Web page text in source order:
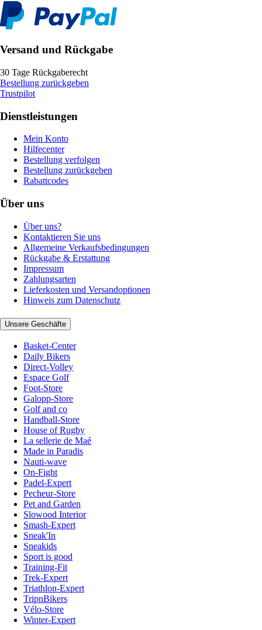
Versand und Rückgabe
30 Tage Rückgaberecht
Bestellung zurückgeben
Trustpilot
Dienstleistungen
Mein Konto
Hilfecenter
Bestellung verfolgen
Bestellung zurückgeben
Rabattcodes
Über uns
Über uns?
Kontaktieren Sie uns
Allgemeine Verkaufsbedingungen
Rückgabe & Erstattung
Impressum
Zahlungsarten
Lieferkosten und Versandoptionen
Hinweis zum Datenschutz
Unsere Geschäfte
Basket-Center
Daily Bikers
Direct-Volley
Espace Golf
Foot-Store
Galopp-Store
Golf and co
Handball-Store
House of Rugby
La sellerie de Maé
Made in Paradis
Nauti-wave
On-Fight
Padel-Expert
Pecheur-Store
Pet and Garden
Slowood Interior
Smash-Expert
Sneak'In
Sneakids
Sport is good
Training-Fit
Trek-Expert
Triathlon-Expert
TripnBikers
Vélo-Store
Winter-Expert